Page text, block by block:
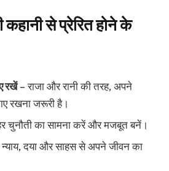
कहानी से प्रेरित होने के
रखें– राजा और रानी की तरह, अपने
रखना जरूरी है।
चुनौती का सामना करें और मजबूत बनें।
दया और साहस से अपने जीवन का